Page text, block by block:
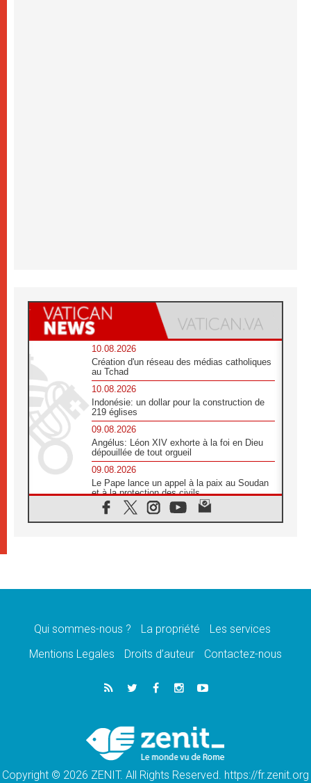
10.08.2026
Création d'un réseau des médias catholiques
au Tchad
10.08.2026
Indonésie: un dollar pour la construction de
219 églises
09.08.2026
Angélus: Léon XIV exhorte à la foi en Dieu
dépouillée de tout orgueil
09.08.2026
Le Pape lance un appel à la paix au Soudan
et à la protection des civils
09.08.2026
Déclaration d'Addis-Abeba du SCEAM sur
08.08.2026
08.08.2026
la victoire de l'amour sur la mort
«Relancer l'empathie», le projet Triennal d'art
des Universités catholiques
Signis 2026, donner la parole aux religieuses
catholiques
Qui sommes-nous ? La propriété
Les services
Mentions Legales
Droits d’auteur Contactez-nous
Copyright © 2026 ZENIT. All Rights Reserved. https://fr.zenit.org